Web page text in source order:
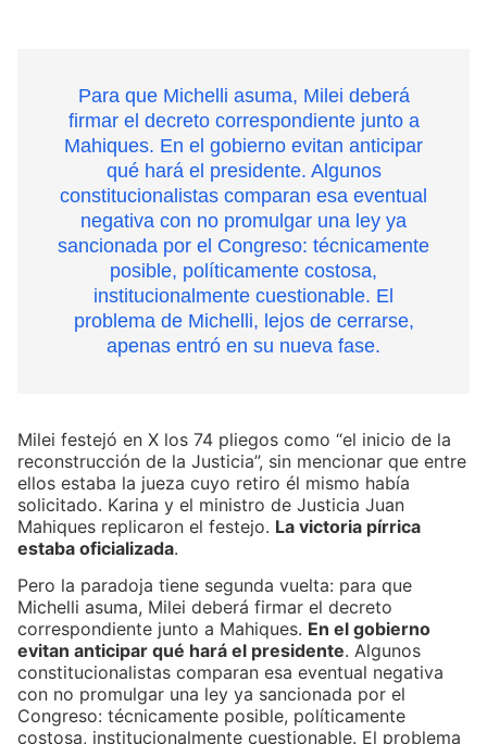
Para que Michelli asuma, Milei deberá
firmar el decreto correspondiente junto a
Mahiques. En el gobierno evitan anticipar
qué hará el presidente. Algunos
constitucionalistas comparan esa eventual
negativa con no promulgar una ley ya
sancionada por el Congreso: técnicamente
posible, políticamente costosa,
institucionalmente cuestionable. El
problema de Michelli, lejos de cerrarse,
apenas entró en su nueva fase.
Milei festejó en X los 74 pliegos como “el inicio de la
reconstrucción de la Justicia”, sin mencionar que entre
ellos estaba la jueza cuyo retiro él mismo había
solicitado. Karina y el ministro de Justicia Juan
Mahiques replicaron el festejo. La victoria pírrica
estaba oficializada.
Pero la paradoja tiene segunda vuelta: para que
Michelli asuma, Milei deberá firmar el decreto
correspondiente junto a Mahiques. En el gobierno
evitan anticipar qué hará el presidente. Algunos
constitucionalistas comparan esa eventual negativa
con no promulgar una ley ya sancionada por el
Congreso: técnicamente posible, políticamente
costosa, institucionalmente cuestionable. El problema